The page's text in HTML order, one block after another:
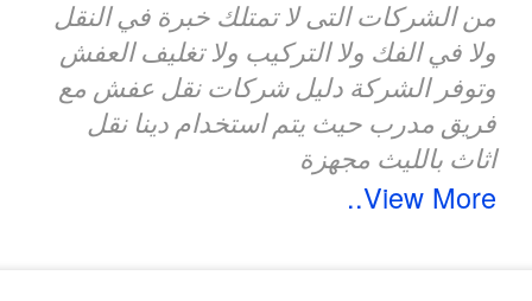
من الشركات التى لا تمتلك خبرة في النقل
ولا في الفك ولا التركيب ولا تغليف العفش
وتوفر الشركة دليل شركات نقل عفش مع
فريق مدرب حيث يتم استخدام دينا نقل
اثاث بالليث مجهزة
View More..